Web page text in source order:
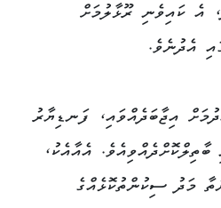
އެ ކައިވެނި ރޫޅާލުމަށް
އެދުނެވެ.
އިޖާބަދެއްވައި، ފަނޑިޔާރު
އެއާއެކު،
މަދު ސިކުންތުކޮޅެއްގެ